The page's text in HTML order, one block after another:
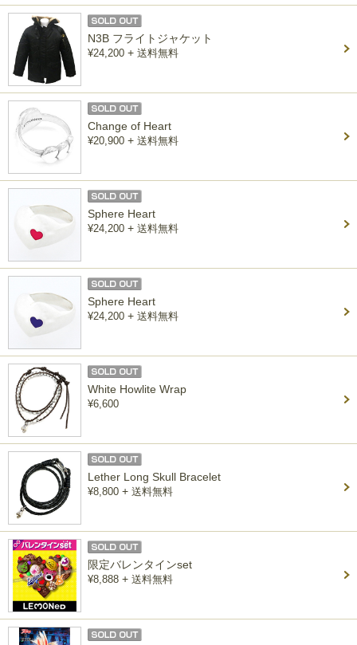
N3B フライトジャケット
¥24,200 + 送料無料
Change of Heart
¥20,900 + 送料無料
Sphere Heart
¥24,200 + 送料無料
Sphere Heart
¥24,200 + 送料無料
White Howlite Wrap
¥6,600
Lether Long Skull Bracelet
¥8,800 + 送料無料
限定バレンタインset
¥8,888 + 送料無料